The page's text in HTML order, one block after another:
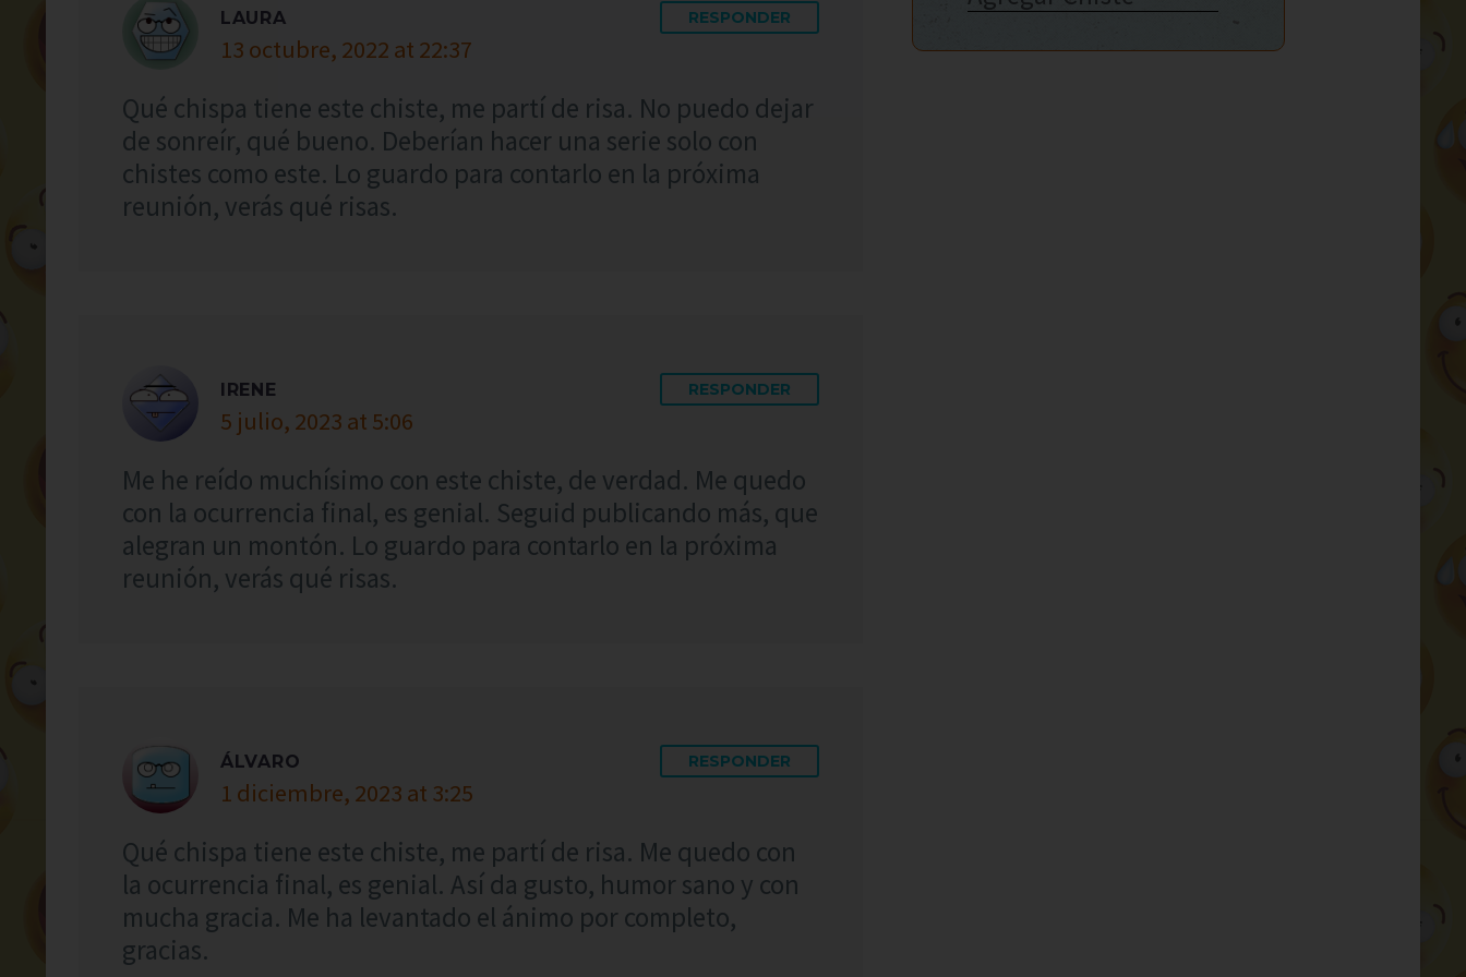
LAURA
13 octubre, 2022 at 22:37
RESPONDER
Qué chispa tiene este chiste, me partí de risa. No puedo dejar
de sonreír, qué bueno. Deberían hacer una serie solo con
chistes como este. Lo guardo para contarlo en la próxima
reunión, verás qué risas.
IRENE
5 julio, 2023 at 5:06
RESPONDER
Me he reído muchísimo con este chiste, de verdad. Me quedo
con la ocurrencia final, es genial. Seguid publicando más, que
alegran un montón. Lo guardo para contarlo en la próxima
reunión, verás qué risas.
ÁLVARO
1 diciembre, 2023 at 3:25
RESPONDER
Qué chispa tiene este chiste, me partí de risa. Me quedo con
la ocurrencia final, es genial. Así da gusto, humor sano y con
mucha gracia. Me ha levantado el ánimo por completo,
gracias.